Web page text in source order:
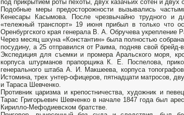
под прикрытием роты пехоты, двух казачьих сотен и двух
Подобные меры предосторожности вызывались
Кенесары Касымова. После чрезвычайно трудного и
«тележный транспорт» 19 июня прибыл в только что
Оренбургского края генерала В. А. Обручева укрепление
Через месяц шхуна «Константин» была полностью
посудину, а 25 отправился от Раима, подняв свой
Экспедиция для съемки и промера Аральского моря,
корпуса штурманов прапорщика К. Е. Поспелова,
генерального штаба А. И. Макшеева, корпуса
Истомина, трех унтер-офицеров, пятнадцати матросов,
и Тараса Шевченко.
Противник царизма и крепостничества, художник и
Тарас Григорьевич Шевченко в начале 1847 года был
Кирилло-Мефодиевском братстве.